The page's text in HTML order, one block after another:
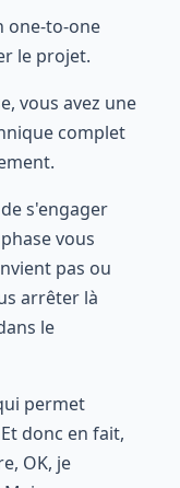
one-to-one
le projet.
vous avez une
complet
s'engager
vous
pas ou
arrêter là
le
permet
donc en fait,
OK, je